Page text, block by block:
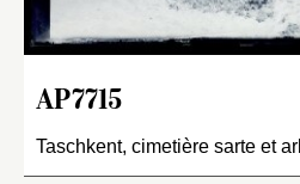
AP7715
Taschkent, cimetière sarte et